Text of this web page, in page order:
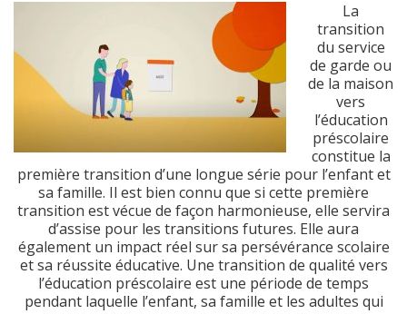
La
transition
du service
de garde ou
de la maison
vers
l’éducation
préscolaire
constitue la
première transition d’une longue série pour l’enfant et
sa famille. Il est bien connu que si cette première
transition est vécue de façon harmonieuse, elle servira
d’assise pour les transitions futures. Elle aura
également un impact réel sur sa persévérance scolaire
et sa réussite éducative. Une transition de qualité vers
l’éducation préscolaire est une période de temps
pendant laquelle l’enfant, sa famille et les adultes qui